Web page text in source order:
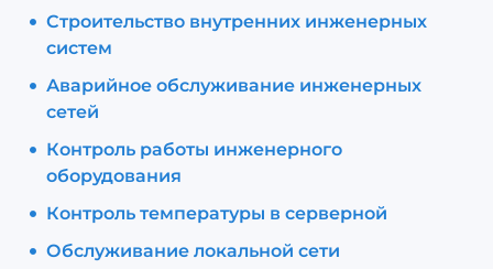
Строительство внутренних инженерных
систем
Аварийное обслуживание инженерных
сетей
Контроль работы инженерного
оборудования
Контроль температуры в серверной
Обслуживание локальной сети